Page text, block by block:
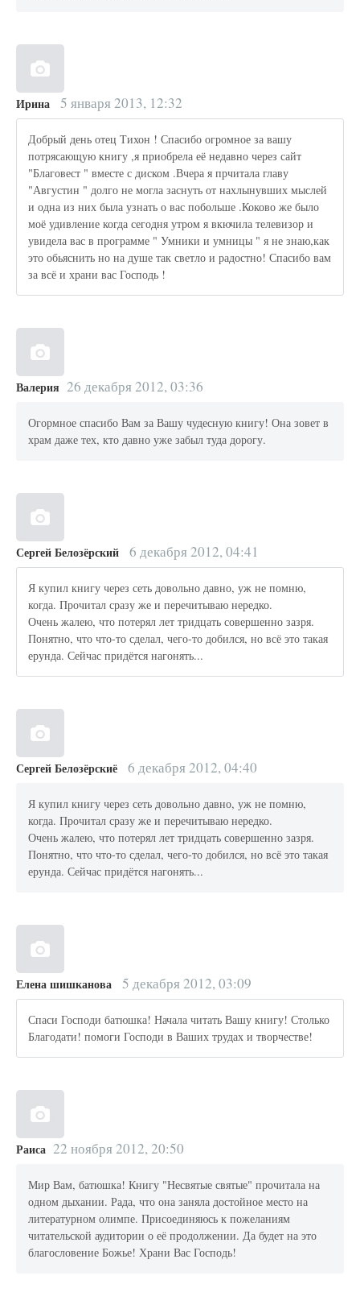
Ирина 5 января 2013, 12:32
Добрый день отец Тихон ! Спасибо огромное за вашу
потрясающую книгу ,я приобрела её недавно через сайт
"Благовест " вместе с диском .Вчера я прчитала главу
"Августин " долго не могла заснуть от нахлынувших мыслей
и одна из них была узнать о вас побольше .Коково же было
моё удивление когда сегодня утром я вкючила телевизор и
увидела вас в программе " Умники и умницы " я не знаю,как
это обьяснить но на душе так светло и радостно! Спасибо вам
за всё и храни вас Господь !
Валерия 26 декабря 2012, 03:36
Огормное спасибо Вам за Вашу чудесную книгу! Она зовет в
храм даже тех, кто давно уже забыл туда дорогу.
Сергей Белозёрский 6 декабря 2012, 04:41
Я купил книгу через сеть довольно давно, уж не помню,
когда. Прочитал сразу же и перечитываю нередко.
Очень жалею, что потерял лет тридцать совершенно зазря.
Понятно, что что-то сделал, чего-то добился, но всё это такая
ерунда. Сейчас придётся нагонять...
Сергей Белозёрскиё 6 декабря 2012, 04:40
Я купил книгу через сеть довольно давно, уж не помню,
когда. Прочитал сразу же и перечитываю нередко.
Очень жалею, что потерял лет тридцать совершенно зазря.
Понятно, что что-то сделал, чего-то добился, но всё это такая
ерунда. Сейчас придётся нагонять...
Елена шишканова 5 декабря 2012, 03:09
Спаси Господи батюшка! Начала читать Вашу книгу! Столько
Благодати! помоги Господи в Ваших трудах и творчестве!
Раиса 22 ноября 2012, 20:50
Мир Вам, батюшка! Книгу "Несвятые святые" прочитала на
одном дыхании. Рада, что она заняла достойное место на
литературном олимпе. Присоединяюсь к пожеланиям
читательской аудитории о её продолжении. Да будет на это
благословение Божье! Храни Вас Господь!